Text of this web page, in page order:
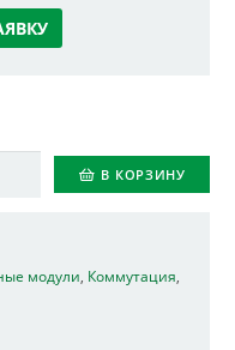
В КОРЗИНУ
модули Коммутация